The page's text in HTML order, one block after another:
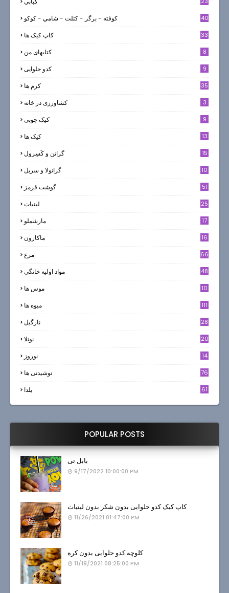
كوفته - برگر - كتلت - شامي - كوكو 40
کاپ کیک ها 33
کتابهای من 8
کدو حلوایی 9
کرم ها 35
کشاورزی در خانه 3
کیک چوبی 9
کیک ها
13
گراتن و كَسِرول 15
گرانولا و سريل 10
گوشت قرمز 51
لبنيات 25
مارشملو 17
ماکارون 16
مرغ 66
مواد اوليه خانگي 48
موس ها 10
میوه ها 111
نارگيل 28
نوتلا 20
نوروز
14
نوشیدنی ها 76
یلدا 61
POPULAR POSTS
بابل تی
9/17/2022 10:00:00 PM
کاپ کیک کدو حلوایی بدون شکر بدون لبنیات
11/26/2021 01:47:00 PM
کلوچه کدو حلوایی بدون کره
11/19/2021 08:25:00 PM